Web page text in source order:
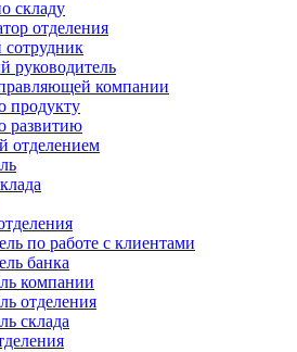
складу
отделения
сотрудник
руководитель
компании
продукту
развитию
отделением
по работе с клиентами
банка
компании
отделения
склада